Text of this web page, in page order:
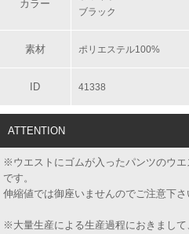
カラー
ブラック
素材 ポリエステル100%
ID 41338
ATTENTION
※ウエストにゴムが入ったパンツのウ
です。
伸縮値では御座いませんのでご注意下さ
※大量生産による生産過程におきまして